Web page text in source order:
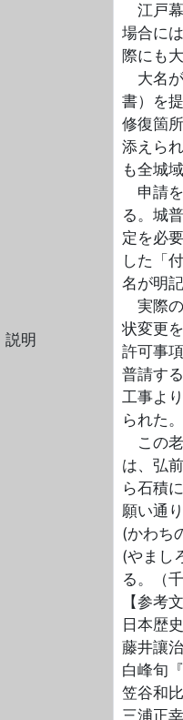
説明
江戸幕
場合に
際にも
大名が
書）を
修復箇
添えら
も全城
申請を
る。城
定を必
した「
名が明
実際の
状変更
許可事
普請す
工事よ
られた。
この老
は、弘
ら石積
願い通
(かわち
(やまし
る。（
【参考
日本歴
藤井讓
白峰旬
笠谷和
三浦正